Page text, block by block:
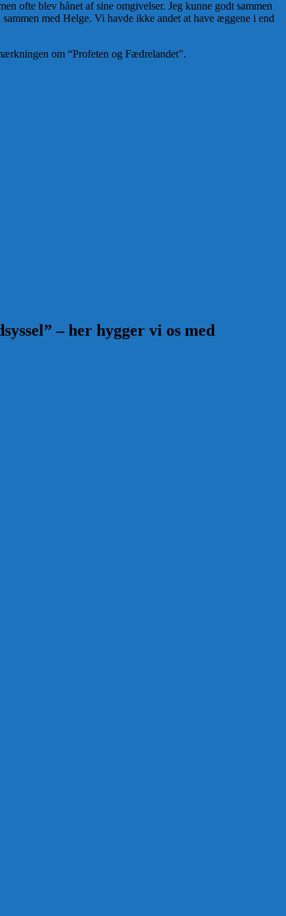
ofte blev hånet af sine omgivelser. Jeg kunne godt sammen
med Helge. Vi havde ikke andet at have æggene i end
om “Profeten og Fædrelandet”.
– her hygger vi os med